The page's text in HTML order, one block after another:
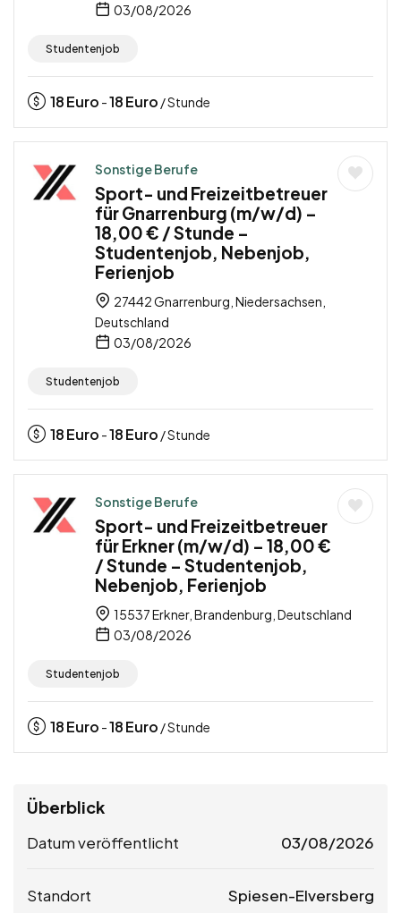
03/08/2026
Studentenjob
18Euro -18Euro / Stunde
Sonstige Berufe
Sport- und Freizeitbetreuer
für Gnarrenburg (m/w/d) –
18,00 € / Stunde –
Studentenjob, Nebenjob,
Ferienjob
27442 Gnarrenburg, Niedersachsen,
Deutschland
03/08/2026
Studentenjob
18Euro -18Euro / Stunde
Sonstige Berufe
Sport- und Freizeitbetreuer
für Erkner (m/w/d) – 18,00 €
/ Stunde – Studentenjob,
Nebenjob, Ferienjob
15537 Erkner, Brandenburg, Deutschland
03/08/2026
Studentenjob
18Euro -18Euro / Stunde
Überblick
Datum veröffentlicht 03/08/2026
Standort Spiesen-Elversberg